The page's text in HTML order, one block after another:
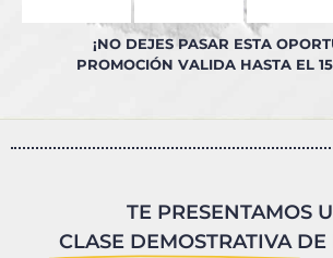
¡NO DEJES PASAR ESTA
PROMOCIÓN VALIDA HASTA EL
TE PRESENTAMOS
CLASE DEMOSTRATIVA DE